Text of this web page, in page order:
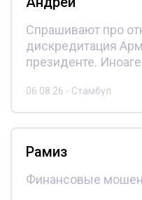
Спрашивают про
дискредитация
президенте.
06.08.26 - Стамбул
Рамиз
Финансовые